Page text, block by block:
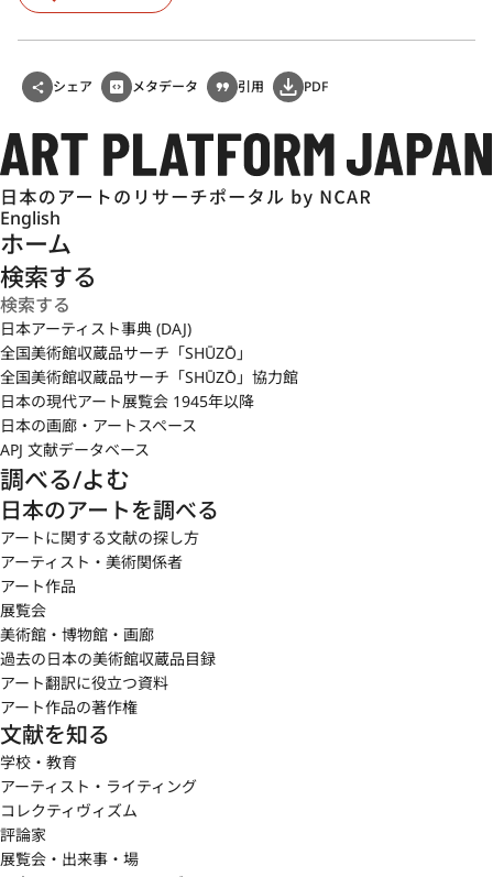
シェア メタデータ 引用 PDF
English
ホーム
検索する
日本アーティスト事典 (DAJ)
全国美術館収蔵品サーチ「SHŪZŌ」
全国美術館収蔵品サーチ「SHŪZŌ」協力館
日本の現代アート展覧会 1945年以降
日本の画廊・アートスペース
APJ 文献データベース
調べる/よむ
日本のアートを調べる
アートに関する文献の探し方
アーティスト・美術関係者
アート作品
展覧会
美術館・博物館・画廊
過去の日本の美術館収蔵品目録
アート翻訳に役立つ資料
アート作品の著作権
文献を知る
学校・教育
アーティスト・ライティング
コレクティヴィズム
評論家
展覧会・出来事・場